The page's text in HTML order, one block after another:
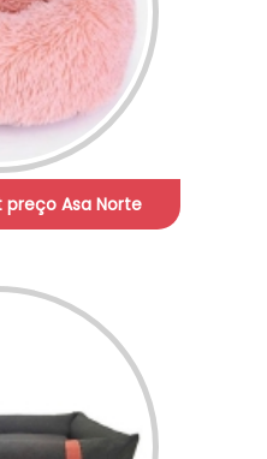
Asa Norte